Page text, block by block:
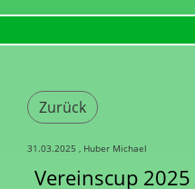
Zurück
31.03.2025 , Huber Michael
Vereinscup